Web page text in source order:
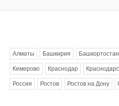
Алматы Башкирия Башкортостан
Кемерово Краснодар
Россия Ростов Ростов на Дону